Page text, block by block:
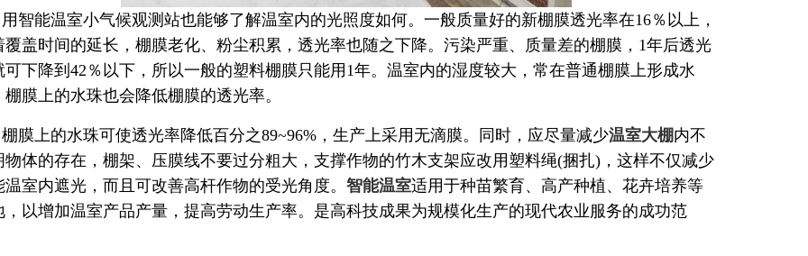
用智能温室小气候观测站也能够了解温室内的光照度如何。一般质量好的新棚膜透光率在16％以上，
覆盖时间的延长，棚膜老化、粉尘积累，透光率也随之下降。污染严重、质量差的棚膜，1年后透光
可下降到42％以下，所以一般的塑料棚膜只能用1年。温室内的湿度较大，常在普通棚膜上形成水
棚膜上的水珠也会降低棚膜的透光率。
棚膜上的水珠可使透光率降低百分之89~96%，生产上采用无滴膜。同时，应尽量减少温室大棚内不
物体的存在，棚架、压膜线不要过分粗大，支撑作物的竹木支架应改用塑料绳(捆扎)，这样不仅减少
温室内遮光，而且可改善高杆作物的受光角度。智能温室适用于种苗繁育、高产种植、花卉培养等
，以增加温室产品产量，提高劳动生产率。是高科技成果为规模化生产的现代农业服务的成功范